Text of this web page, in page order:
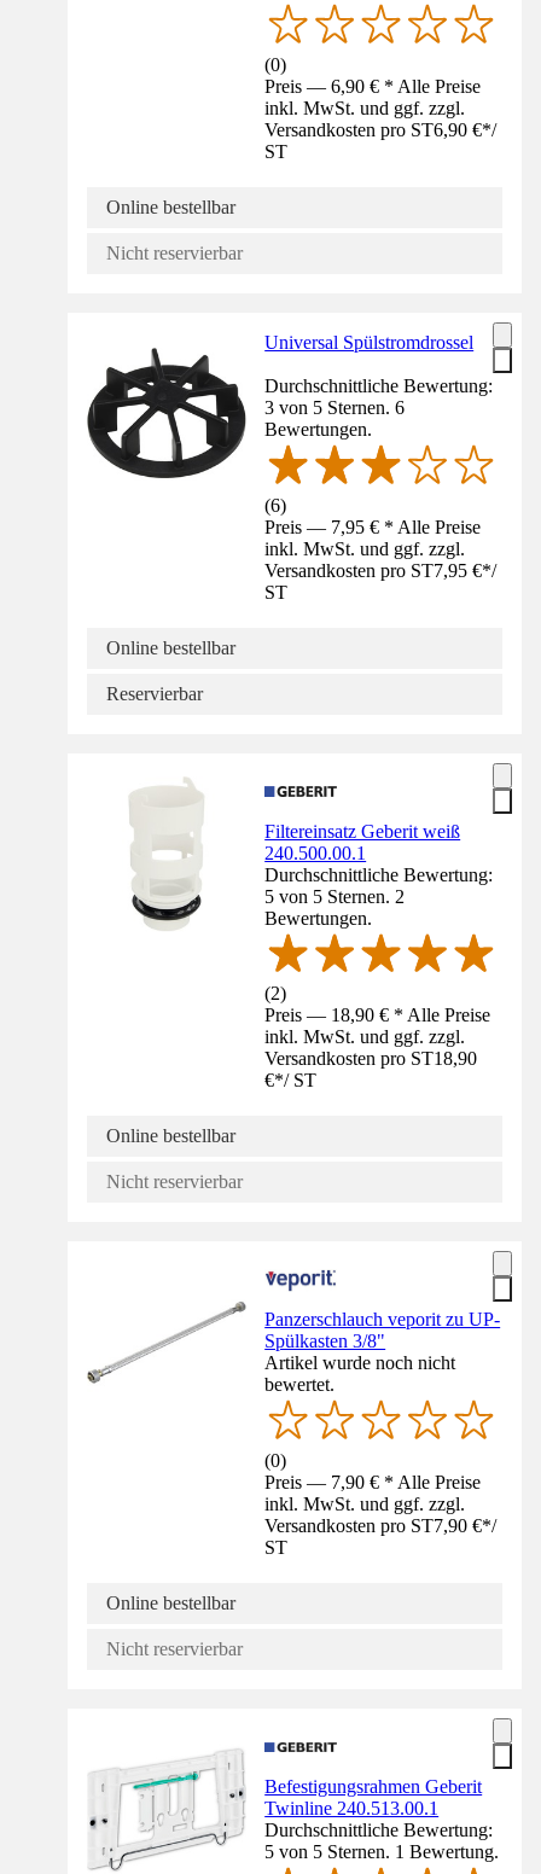
(0)
Preis — 6,90 € * Alle Preise
inkl. MwSt. und ggf. zzgl.
Versandkosten pro ST6,90 €*/
ST
Online bestellbar
Nicht reservierbar
Universal Spülstromdrossel
Durchschnittliche Bewertung:
3 von 5 Sternen. 6
Bewertungen.
(6)
Preis — 7,95 € * Alle Preise
inkl. MwSt. und ggf. zzgl.
Versandkosten pro ST7,95 €*/
ST
Online bestellbar
Reservierbar
Filtereinsatz Geberit weiß
240.500.00.1
Durchschnittliche Bewertung:
5 von 5 Sternen. 2
Bewertungen.
(2)
Preis — 18,90 € * Alle Preise
inkl. MwSt. und ggf. zzgl.
Versandkosten pro ST18,90
€*/ ST
Online bestellbar
Nicht reservierbar
Panzerschlauch veporit zu UP-
Spülkasten 3/8"
Artikel wurde noch nicht
bewertet.
(0)
Preis — 7,90 € * Alle Preise
inkl. MwSt. und ggf. zzgl.
Versandkosten pro ST7,90 €*/
ST
Online bestellbar
Nicht reservierbar
Befestigungsrahmen Geberit
Twinline 240.513.00.1
Durchschnittliche Bewertung:
5 von 5 Sternen. 1 Bewertung.